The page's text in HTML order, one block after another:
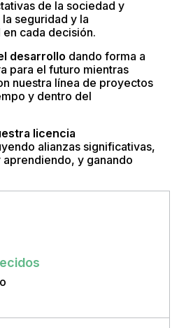
de la sociedad y
seguridad y la
cada decisión.
desarrollo dando forma a
para el futuro mientras
nuestra línea de proyectos
y dentro del
licencia
alianzas significativas,
aprendiendo, y ganando